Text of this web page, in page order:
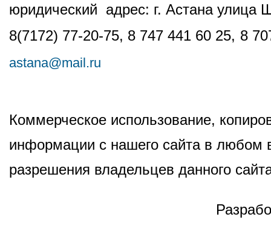
юридический адрес: г. Астана
8(7172) 77-20-75, 8 747 441 60 25, 8
astana@mail.ru
Коммерческое использование,
информации с нашего сайта в любом
разрешения владельцев данного